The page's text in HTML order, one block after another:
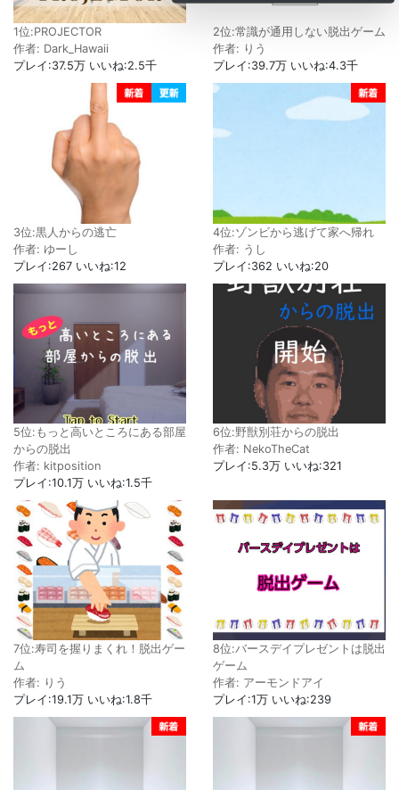
1位:PROJECTOR
作者: Dark_Hawaii
プレイ:37.5万 いいね:2.5千
2位:常識が通用しない脱出ゲーム
作者: りう
プレイ:39.7万 いいね:4.3千
3位:黒人からの逃亡
作者: ゆーし
プレイ:267 いいね:12
4位:ゾンビから逃げて家へ帰れ
作者: うし
プレイ:362 いいね:20
5位:もっと高いところにある部屋
からの脱出
作者: kitposition
プレイ:10.1万 いいね:1.5千
6位:野獣別荘からの脱出
作者: NekoTheCat
プレイ:5.3万 いいね:321
7位:寿司を握りまくれ！脱出ゲー
ム
作者: りう
プレイ:19.1万 いいね:1.8千
8位:バースデイプレゼントは脱出
ゲーム
作者: アーモンドアイ
プレイ:1万 いいね:239